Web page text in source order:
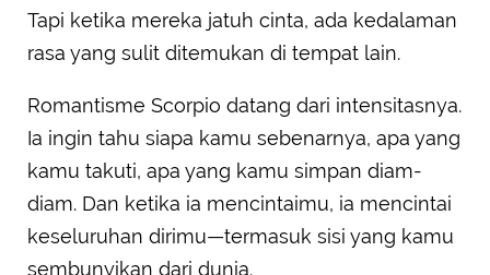
Tapi ketika mereka jatuh cinta, ada kedalaman
rasa yang sulit ditemukan di tempat lain.
Romantisme Scorpio datang dari intensitasnya.
Ia ingin tahu siapa kamu sebenarnya, apa yang
kamu takuti, apa yang kamu simpan diam-
diam. Dan ketika ia mencintaimu, ia mencintai
keseluruhan dirimu—termasuk sisi yang kamu
sembunyikan dari dunia.